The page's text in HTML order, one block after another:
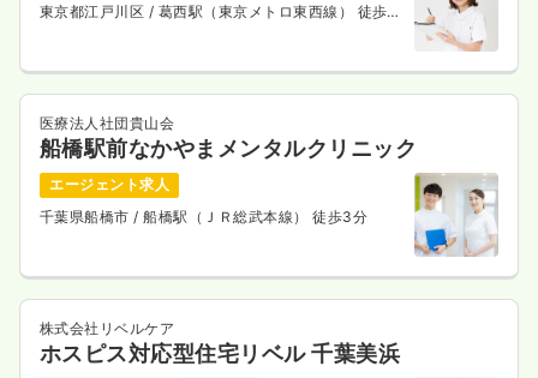
給与 時給 1,400円〜
気になる 詳細を見る
一般病院
一時募集休止
給与 26.0 万円/月 賞与88.4万円
東京都江戸川区 / 葛西駅（東京メトロ東西線） 徒歩12
医療法人社団貴山会
船橋駅前なかやまメンタルクリニック
エージェント求人
千葉県船橋市 / 船橋駅（ＪＲ総武本線） 徒歩3分
株式会社リベルケア
ホスピス対応型住宅リベル 千葉美浜